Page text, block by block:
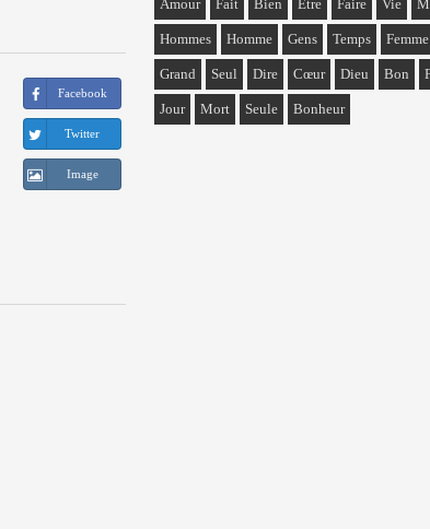
Facebook
Twitter
Image
Amour Fait Bien Etre Faire Vie
Hommes Homme Gens Temps Femme
Grand Seul Dire Cœur Dieu Bon
Jour Mort Seule Bonheur